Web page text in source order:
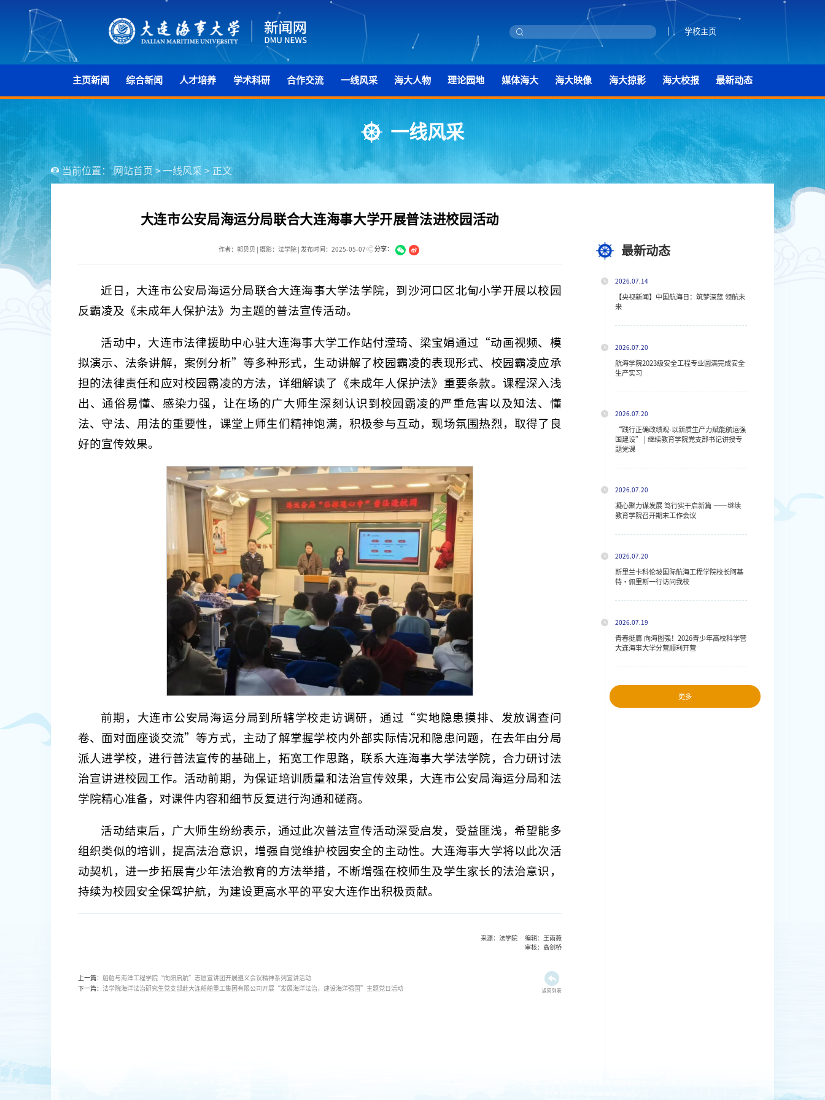
学校主页
主页新闻 综合新闻 人才培养 学术科研 合作交流 一线风采 海大人物 理论园地 媒体海大 海大映像 海大掠影 海大校报 最新动态
一线风采
当前位置： 网站首页 > 一线风采 > 正文
大连市公安局海运分局联合大连海事大学开展普法进校园活动
作者：郭贝贝 | 摄影：法学院 | 发布时间：2025-05-07 分享：
近日，大连市公安局海运分局联合大连海事大学法学院，到沙河口区北甸小学开展以校园
反霸凌及《未成年人保护法》为主题的普法宣传活动。
活动中，大连市法律援助中心驻大连海事大学工作站付滢琦、梁宝娟通过“动画视频、模
拟演示、法条讲解，案例分析”等多种形式，生动讲解了校园霸凌的表现形式、校园霸凌应承
担的法律责任和应对校园霸凌的方法，详细解读了《未成年人保护法》重要条款。课程深入浅
出、通俗易懂、感染力强，让在场的广大师生深刻认识到校园霸凌的严重危害以及知法、懂
法、守法、用法的重要性，课堂上师生们精神饱满，积极参与互动，现场氛围热烈，取得了良
好的宣传效果。
前期，大连市公安局海运分局到所辖学校走访调研，通过“实地隐患摸排、发放调查问
卷、面对面座谈交流”等方式，主动了解掌握学校内外部实际情况和隐患问题，在去年由分局
派人进学校，进行普法宣传的基础上，拓宽工作思路，联系大连海事大学法学院，合力研讨法
治宣讲进校园工作。活动前期，为保证培训质量和法治宣传效果，大连市公安局海运分局和法
学院精心准备，对课件内容和细节反复进行沟通和磋商。
活动结束后，广大师生纷纷表示，通过此次普法宣传活动深受启发，受益匪浅，希望能多
组织类似的培训，提高法治意识，增强自觉维护校园安全的主动性。大连海事大学将以此次活
动契机，进一步拓展青少年法治教育的方法举措，不断增强在校师生及学生家长的法治意识，
持续为校园安全保驾护航，为建设更高水平的平安大连作出积极贡献。
来源：法学院 编辑：王雨薇
审核：高剑桥
上一篇：船舶与海洋工程学院“向阳启航”志愿宣讲团开展遵义会议精神系列宣讲活动
下一篇：法学院海洋法治研究生党支部赴大连船舶重工集团有限公司开展“发展海洋法治，建设海洋强国”主题党日活动 返回列表
最新动态
2026.07.14
【央视新闻】中国航海日：筑梦深蓝 领航未
来
2026.07.20
航海学院2023级安全工程专业圆满完成安全
生产实习
2026.07.20
“践行正确政绩观-以新质生产力赋能航运强
国建设” | 继续教育学院党支部书记讲授专
题党课
2026.07.20
凝心聚力谋发展 笃行实干启新篇 ——继续
教育学院召开期末工作会议
2026.07.20
斯里兰卡科伦坡国际航海工程学院校长阿基
特・佩里斯一行访问我校
2026.07.19
青春挺膺 向海图强！2026青少年高校科学营
大连海事大学分营顺利开营
更多